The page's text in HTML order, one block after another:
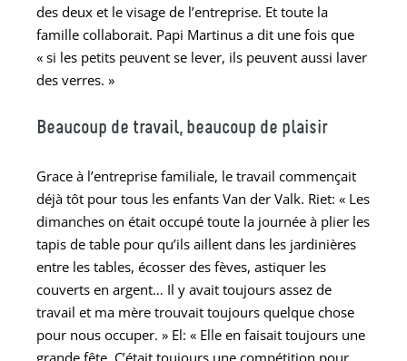
des deux et le visage de l’entreprise. Et toute la
famille collaborait. Papi Martinus a dit une fois que
« si les petits peuvent se lever, ils peuvent aussi laver
des verres. »
Beaucoup de travail, beaucoup de plaisir
Grace à l’entreprise familiale, le travail commençait
déjà tôt pour tous les enfants Van der Valk. Riet: « Les
dimanches on était occupé toute la journée à plier les
tapis de table pour qu’ils aillent dans les jardinières
entre les tables, écosser des fèves, astiquer les
couverts en argent… Il y avait toujours assez de
travail et ma mère trouvait toujours quelque chose
pour nous occuper. » El: « Elle en faisait toujours une
grande fête. C’était toujours une compétition pour